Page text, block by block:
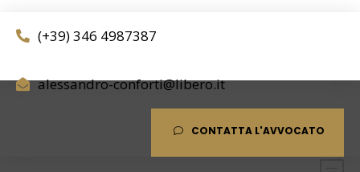
(+39) 346 4987387
alessandro-conforti@libero.it
CONTATTA L'AVVOCATO